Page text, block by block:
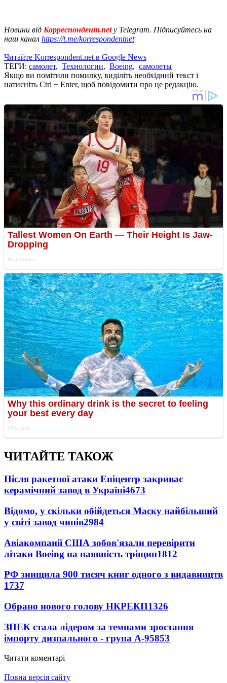
Новини від Корреспондент.netу Telegram. Підписуйтесь на
наш канал https://t.me/korrespondentnet
Читайте Korrespondent.net в Google News
ТЕГИ: самолет, Технологии, Boeing, самолеты
Якщо ви помітили помилку, виділіть необхідний текст і
натисніть Ctrl + Enter, щоб повідомити про це редакцію.
ЧИТАЙТЕ ТАКОЖ
Після ракетної атаки Епіцентр закриває
керамічний завод в Україні4673
Відомо, у скільки обійдеться Маску найбільший
у світі завод чипів2984
Авіакомпанії США зобов'язали перевірити
літаки Boeing на наявність тріщин1812
РФ знищила 900 тисяч книг одного з видавництв
1737
Обрано нового голову НКРЕКП1326
ЗПЕК стала лідером за темпами зростання
імпорту дизпального - група А-95853
Читати коментарі
Повна версія сайту